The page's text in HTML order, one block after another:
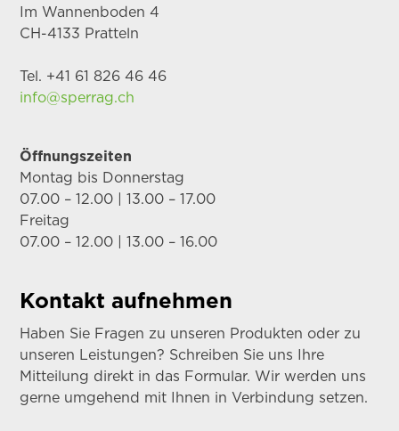
Im Wannenboden 4
CH-4133 Pratteln
Tel. +41 61 826 46 46
info@sperrag.ch
Öffnungszeiten
Montag bis Donnerstag
07.00 – 12.00 | 13.00 – 17.00
Freitag
07.00 – 12.00 | 13.00 – 16.00
Kontakt aufnehmen
Haben Sie Fragen zu unseren Produkten oder zu
unseren Leistungen? Schreiben Sie uns Ihre
Mitteilung direkt in das Formular. Wir werden uns
gerne umgehend mit Ihnen in Verbindung setzen.